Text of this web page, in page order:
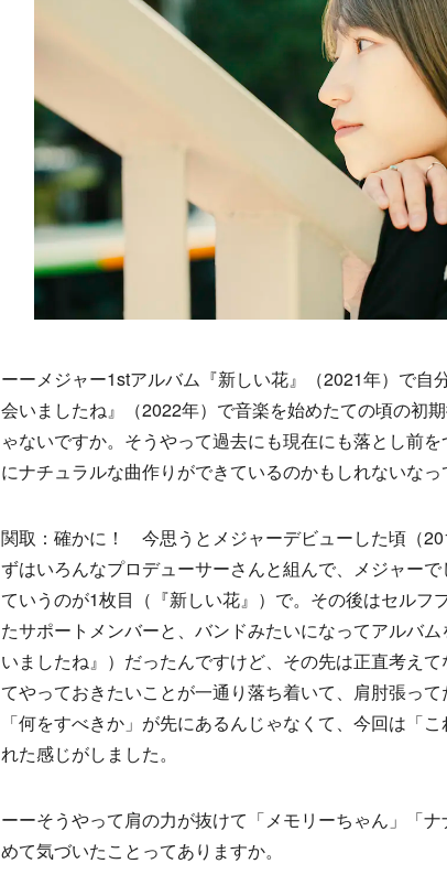
ーーメジャー1stアルバム『新しい花』（2021年）で自
会いましたね』（2022年）で音楽を始めたての頃の初
ゃないですか。そうやって過去にも現在にも落とし前
にナチュラルな曲作りができているのかもしれないなっ
関取：確かに！ 今思うとメジャーデビューした頃（
ずはいろんなプロデューサーさんと組んで、メジャー
ていうのが1枚目（『新しい花』）で。その後はセルフ
たサポートメンバーと、バンドみたいになってアルバ
いましたね』）だったんですけど、その先は正直考え
てやっておきたいことが一通り落ち着いて、肩肘張っ
「何をすべきか」が先にあるんじゃなくて、今回は「
れた感じがしました。
ーーそうやって肩の力が抜けて「メモリーちゃん」「
めて気づいたことってありますか。